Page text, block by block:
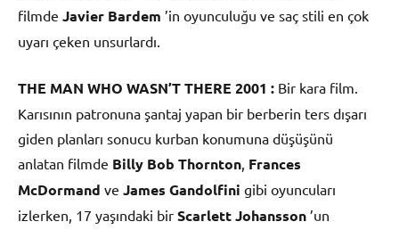
filmde Javier Bardem ’in oyunculuğu ve saç stili en çok
uyarı çeken unsurlardı.
THE MAN WHO WASN’T THERE 2001 : Bir kara film.
Karısının patronuna şantaj yapan bir berberin ters dışarı
giden planları sonucu kurban konumuna düşüşünü
anlatan filmde Billy Bob Thornton Frances
McDormand ve James Gandolfini gibi oyuncuları
izlerken, 17 yaşındaki bir Scarlett Johansson ’un